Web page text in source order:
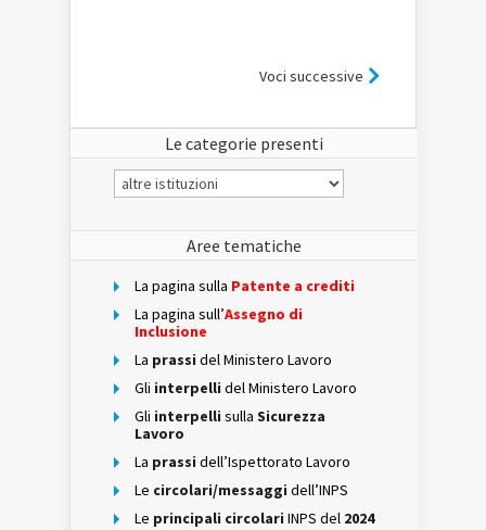
Voci successive
Le categorie presenti
Le
categorie
Aree tematiche
La pagina sulla Patente a crediti
La pagina sull’Assegno di
Inclusione
La prassi del Ministero Lavoro
Gli interpelli del Ministero Lavoro
Gli interpelli sulla Sicurezza
Lavoro
La prassi dell’Ispettorato Lavoro
Le circolari/messaggi dell’INPS
Le principali circolari INPS del 2024